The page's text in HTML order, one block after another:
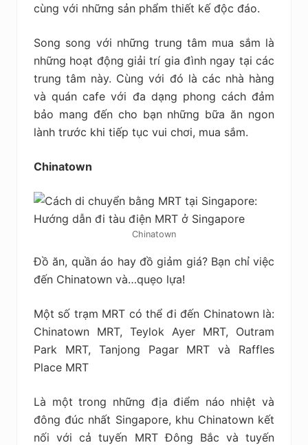
cùng với những sản phẩm thiết kế độc đáo.
Song song với những trung tâm mua sắm là
những hoạt động giải trí gia đình ngay tại các
trung tâm này. Cùng với đó là các nhà hàng
và quán cafe với đa dạng phong cách đảm
bảo mang đến cho bạn những bữa ăn ngon
lành trước khi tiếp tục vui chơi, mua sắm.
Chinatown
Chinatown
Đồ ăn, quần áo hay đồ giảm giá? Bạn chỉ việc
đến Chinatown và…quẹo lựa!
Một số trạm MRT có thể đi đến Chinatown là:
Chinatown MRT, Teylok Ayer MRT, Outram
Park MRT, Tanjong Pagar MRT và Raffles
Place MRT
Là một trong những địa điểm náo nhiệt và
đông đúc nhất Singapore, khu Chinatown kết
nối với cả tuyến MRT Đông Bắc và tuyến